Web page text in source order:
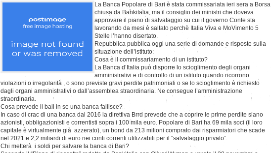
La Banca Popolare di Bari è stata commissariata ieri sera a Borsa
chiusa da Bankitalia, ma il consiglio dei ministri che doveva
approvare il piano di salvataggio su cui il governo Conte sta
lavorando da mesi è saltato perchè Italia Viva e MoVimento 5
Stelle l’hanno disertato.
Repubblica pubblica oggi una serie di domande e risposte sulla
situazione dell’istituto:
Cosa è il commissariamento di un istituto?
La Banca d’Italia può disporre lo scioglimento degli organi
amministrativi e di controllo di un istituto quando ricorrono
violazioni o irregolarità , o sono previste gravi perdite patrimoniali o se lo scioglimento è richiesto
dagli organi amministrativi o dall’assemblea straordinaria. Ne consegue l’amministrazione
straordinaria.
Cosa prevede il bail in se una banca fallisce?
In caso di crac di una banca dal 2016 la direttiva Brrd prevede che a coprire le prime perdite siano
azionisti, obbligazionisti e correntisti sopra i 100 mila euro. Popolare di Bari ha 69 mila soci (il loro
capitale è virtualmente già azzerato), un bond da 213 milioni comprato dai risparmiatori che scade
nel 2021 e 2,2 miliardi di euro nei conti correnti utilizzabili per il “salvataggio privato”.
Chi metterà i soldi per salvare la banca di Bari?